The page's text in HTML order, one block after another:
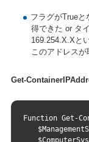
フラグがTrue
得できた or タ
169.254.X.Xと
このアドレスが
Get-
Function Get-